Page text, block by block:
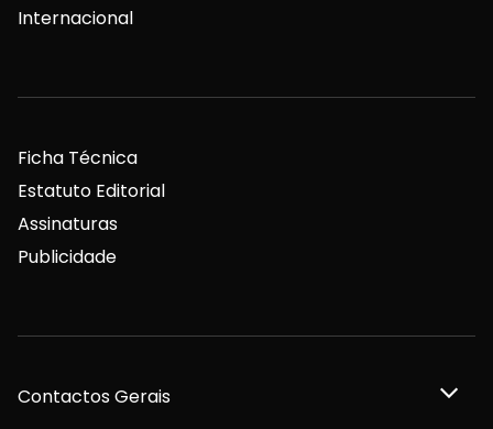
Internacional
Ficha Técnica
Estatuto Editorial
Assinaturas
Publicidade
Contactos Gerais